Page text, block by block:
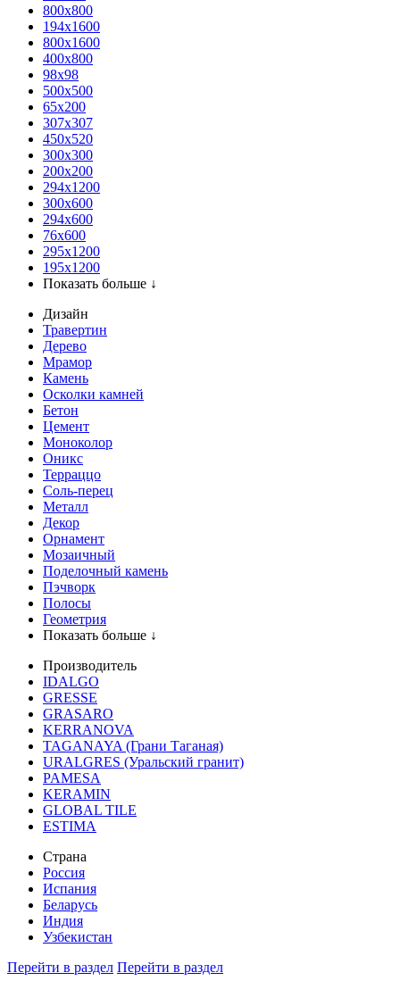
800x800
194x1600
800x1600
400х800
98x98
500x500
65x200
307x307
450x520
300x300
200x200
294x1200
300x600
294x600
76х600
295х1200
195х1200
Показать больше ↓
Дизайн
Травертин
Дерево
Мрамор
Камень
Осколки камней
Бетон
Цемент
Моноколор
Оникс
Терраццо
Соль-перец
Металл
Декор
Орнамент
Мозаичный
Поделочный камень
Пэчворк
Полосы
Геометрия
Показать больше ↓
Производитель
IDALGO
GRESSE
GRASARO
KERRANOVA
TAGANAYA (Грани Таганая)
URALGRES (Уральский гранит)
PAMESA
KERAMIN
GLOBAL TILE
ESTIMA
Страна
Россия
Испания
Беларусь
Индия
Узбекистан
Перейти в раздел Перейти в раздел